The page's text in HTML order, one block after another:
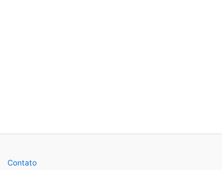
Contato